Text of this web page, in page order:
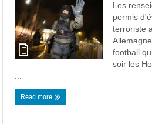
Les
permis
terroriste
football
soir les
Read more